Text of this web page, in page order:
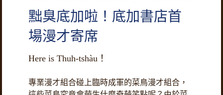
黜臭底加啦！底加書店首
場漫才寄席
Here is Thuh-tshàu！
專業漫才組合碰上臨時成軍的菜鳥漫才組合，